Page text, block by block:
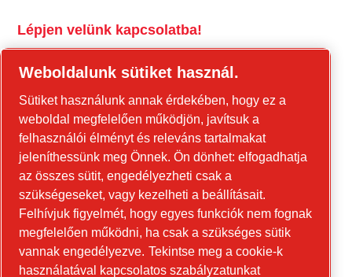
Lépjen velünk kapcsolatba!
Forduljon hozzánk az építőipari
berendezésekkel és a mobil energiaellátási
berendezésekkel kapcsolatban!
power-technique.cp.hu
Linkedin
YouTube
Weboldalunk sütiket használ.
Sütiket használunk annak érdekében, hogy ez a
weboldal megfelelően működjön, javítsuk a
felhasználói élményt és releváns tartalmakat
jeleníthessünk meg Önnek. Ön dönhet: elfogadhatja
az összes sütit, engedélyezheti csak a
szükségeseket, vagy kezelheti a beállításait.
Felhívjuk figyelmét, hogy egyes funkciók nem fognak
megfelelően működni, ha csak a szükséges sütik
vannak engedélyezve. Tekintse meg a cookie-k
használatával kapcsolatos szabályzatunkat